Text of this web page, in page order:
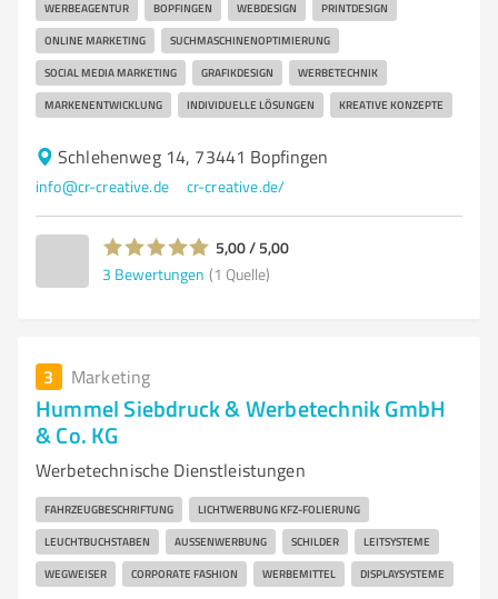
WERBEAGENTUR BOPFINGEN WEBDESIGN PRINTDESIGN
ONLINE MARKETING SUCHMASCHINENOPTIMIERUNG
SOCIAL MEDIA MARKETING GRAFIKDESIGN WERBETECHNIK
MARKENENTWICKLUNG INDIVIDUELLE LÖSUNGEN KREATIVE KONZEPTE
Schlehenweg 14, 73441 Bopfingen
info@cr-creative.de cr-creative.de/
5,00 / 5,00
3 Bewertungen (1 Quelle)
3 Marketing
Hummel Siebdruck & Werbetechnik GmbH
& Co. KG
Werbetechnische Dienstleistungen
FAHRZEUGBESCHRIFTUNG LICHTWERBUNG KFZ-FOLIERUNG
LEUCHTBUCHSTABEN AUSSENWERBUNG SCHILDER LEITSYSTEME
WEGWEISER CORPORATE FASHION WERBEMITTEL DISPLAYSYSTEME